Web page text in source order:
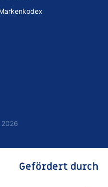
Gefördert durch